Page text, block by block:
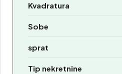
Kvadratura
Sobe
sprat
Tip nekretnine